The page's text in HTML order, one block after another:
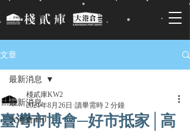
文章
最新消息
大港倉410
最新消息
臺灣市博會─好市抵家│高
棧貳庫KW2
2021年8月26日 讀畢需時 2 分鐘